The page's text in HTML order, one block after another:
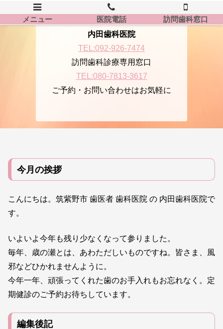
内田歯科医院
TEL:092-926-7474
訪問歯科診療専用窓口
TEL:080-7813-3617
ご予約・お問い合わせはお気軽に
今月の挨拶
こんにちは。筑紫野市 歯医者 歯科医院 の 内田歯科医院で
す。
いよいよ今年も残り少なくなって参りました。
毎年、歳の瀬とは、あわただしいものですね。皆さま、風
邪などひかれませんように。
今年一年、頑張ってくれた歯のお手入れもお忘れなく。定
期健診のご予約お待ちしています。
編集後記
メニュー 医院電話 訪問歯科窓口